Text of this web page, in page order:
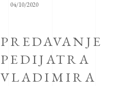
04/10/2020
PREDAVANJE
PEDIJATRA
VLADIMIRA